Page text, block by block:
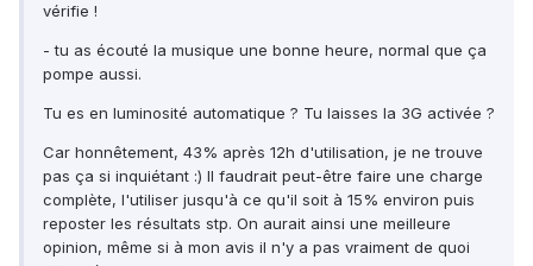
vérifie !
- tu as écouté la musique une bonne heure, normal que ça
pompe aussi.
Tu es en luminosité automatique ? Tu laisses la 3G activée ?
Car honnêtement, 43% après 12h d'utilisation, je ne trouve
pas ça si inquiétant :) Il faudrait peut-être faire une charge
complète, l'utiliser jusqu'à ce qu'il soit à 15% environ puis
reposter les résultats stp. On aurait ainsi une meilleure
opinion, même si à mon avis il n'y a pas vraiment de quoi